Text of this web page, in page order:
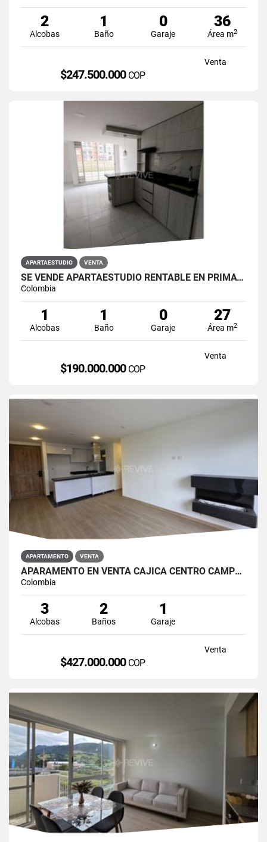
2
Alcobas
1
Baño
0
Garaje
36
Área m2
Venta
$247.500.000 COP
APARTAESTUDIO VENTA
SE VENDE APARTAESTUDIO RENTABLE EN PRIMAVERA 6-39 ET 2
Colombia
1
Alcobas
1
Baño
0
Garaje
27
Área m2
Venta
$190.000.000 COP
APARTAMENTO VENTA
APARAMENTO EN VENTA CAJICÁ CENTRO CAMPUS CLUB RESERVADO
Colombia
3
Alcobas
2
Baños
1
Garaje
Venta
$427.000.000 COP